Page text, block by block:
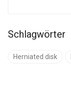
Schlagwörter
Herniated disk